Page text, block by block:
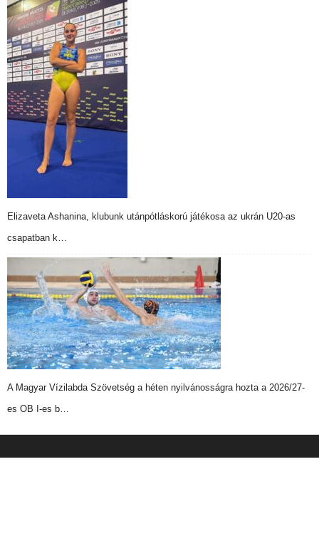
Elizaveta Ashanina, klubunk utánpótláskorú játékosa az ukrán U20-as
csapatban k…
A Magyar Vízilabda Szövetség a héten nyilvánosságra hozta a 2026/27-
es OB I-es b…